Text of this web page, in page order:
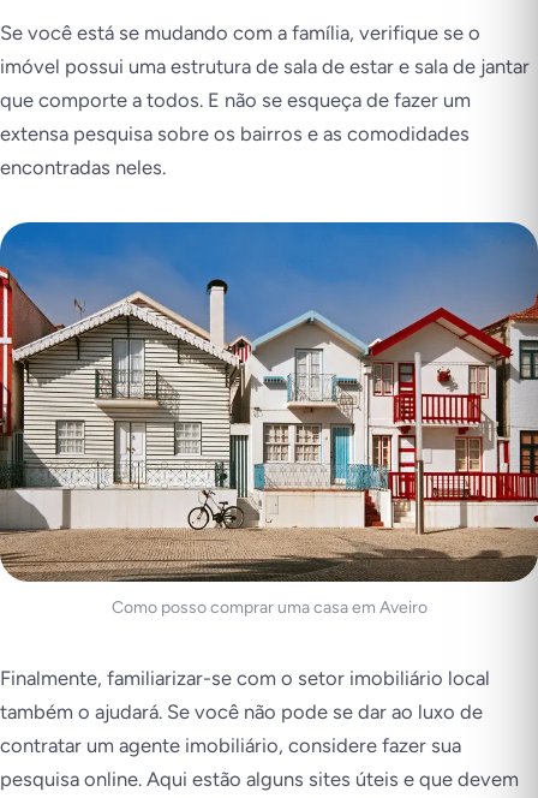
Se você está se mudando com a família, verifique se o
imóvel possui uma estrutura de sala de estar e sala de jantar
que comporte a todos. E não se esqueça de fazer um
extensa pesquisa sobre os bairros e as comodidades
encontradas neles.
Como posso comprar uma casa em Aveiro
Finalmente, familiarizar-se com o setor imobiliário local
também o ajudará. Se você não pode se dar ao luxo de
contratar um agente imobiliário, considere fazer sua
pesquisa online. Aqui estão alguns sites úteis e que devem